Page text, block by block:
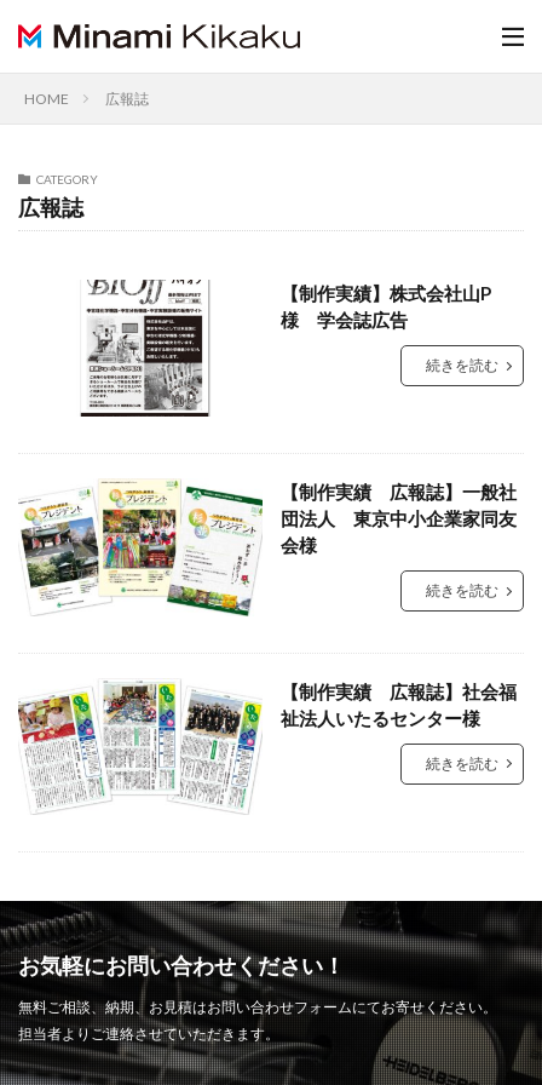
HOME 広報誌
CATEGORY
広報誌
【制作実績】株式会社山P
様 学会誌広告
続きを読む
【制作実績 広報誌】一般社
団法人 東京中小企業家同友
会様
続きを読む
【制作実績 広報誌】社会福
祉法人いたるセンター様
続きを読む
お気軽にお問い合わせください！
無料ご相談、納期、お見積はお問い合わせフォームにてお寄せください。
担当者よりご連絡させていただきます。